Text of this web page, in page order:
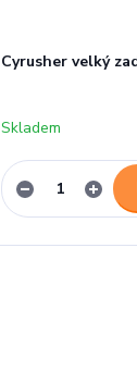
Cyrusher velký
Skladem